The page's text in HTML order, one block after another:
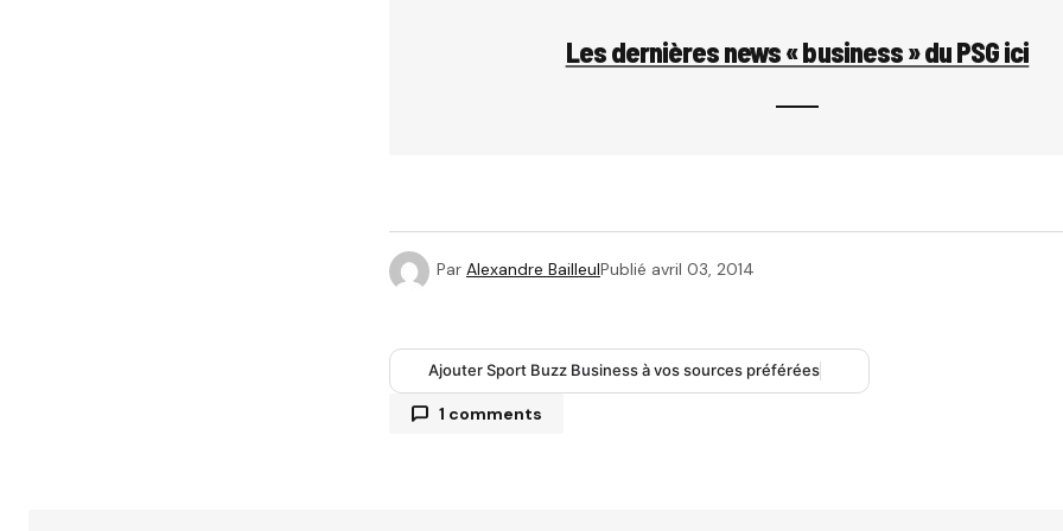
Les dernières news « business » du PSG ici
Par Alexandre BailleulPublié avril 03, 2014
Ajouter Sport Buzz Business à vos sources préférées
1 comments